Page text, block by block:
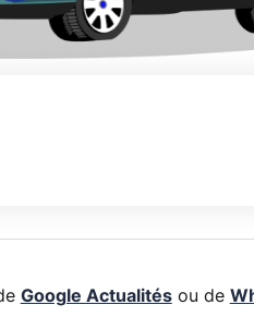
Google Actualitésou de